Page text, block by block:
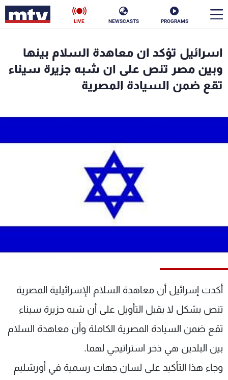
PROGRAMS
NEWSCASTS
LIVE
اسرائيل تؤكد ان معاهدة السلام بينها
وبين مصر تنص على ان شبه جزيرة سيناء
تقع ضمن السيادة المصرية
أكدت إسرائيل أن معاهدة السلام الإسرائيلية المصرية
تنص بشكل لا يقبل التأويل على أن شبه جزيرة سيناء
تقع ضمن السيادة المصرية الكاملة وأن معاهدة السلام
بين البلدين هي ذخر استراتيجي لهما.
وجاء هذا التأكيد على لسان جهات رسمية في أورشليم
سياسة ناس
إقتصاد فن
منوعات رياضة
جدول البرامج
الترددات
عن MTV
لاعلاناتكم
وظائف
تواصل معنا
شروط الإسـتخدام